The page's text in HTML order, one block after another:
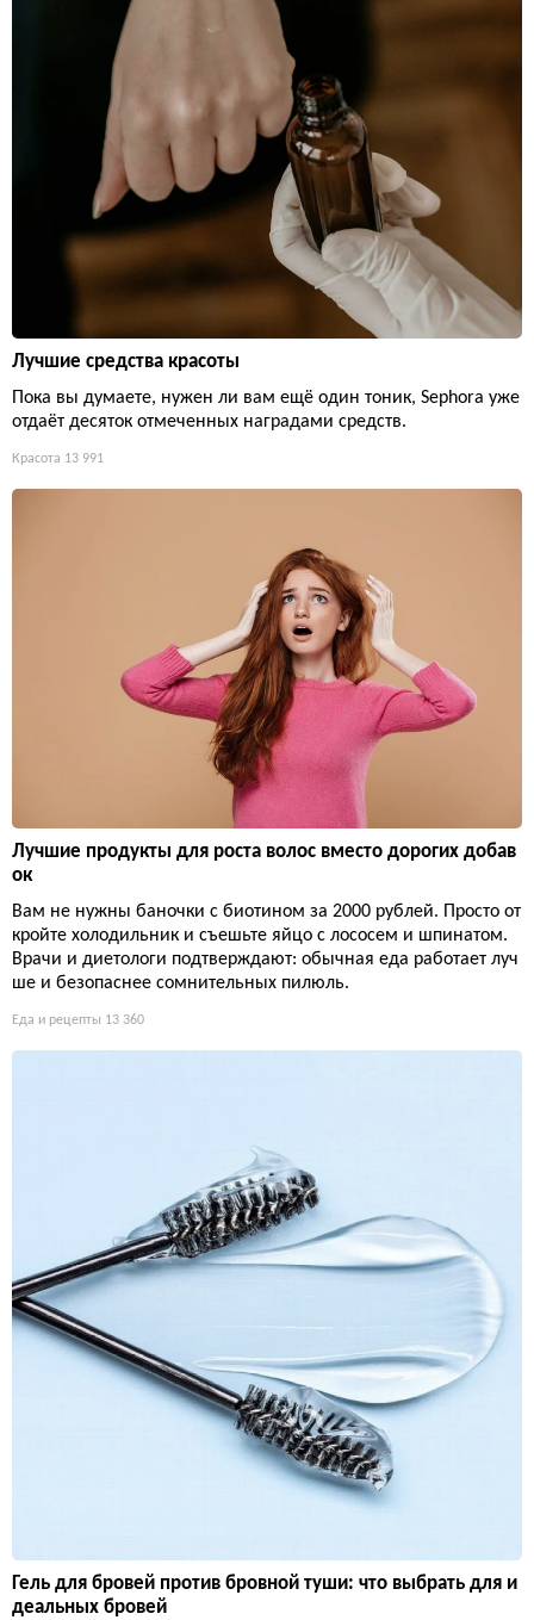
Лучшие средства красоты
Пока вы думаете, нужен ли вам ещё один тоник, Sephora уже
отдаёт десяток отмеченных наградами средств.
Красота 13 991
Лучшие продукты для роста волос вместо дорогих добав
ок
Вам не нужны баночки с биотином за 2000 рублей. Просто от
кройте холодильник и съешьте яйцо с лососем и шпинатом.
Врачи и диетологи подтверждают: обычная еда работает луч
ше и безопаснее сомнительных пилюль.
Еда и рецепты 13 360
Гель для бровей против бровной туши: что выбрать для и
деальных бровей